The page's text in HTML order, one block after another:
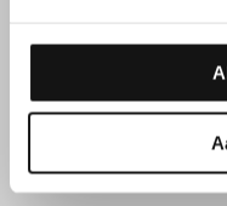
Ervaringbinnen een
in een